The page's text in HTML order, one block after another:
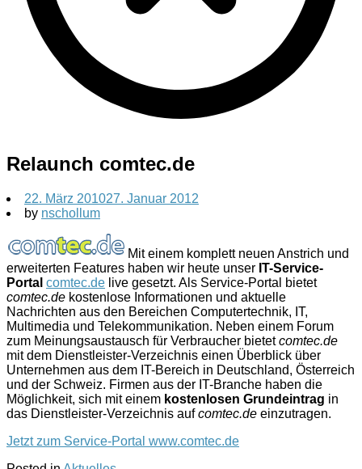
Relaunch comtec.de
22. März 201027. Januar 2012
by nschollum
Mit einem komplett neuen Anstrich und
erweiterten Features haben wir heute unser IT-Service-
Portal comtec.de live gesetzt. Als Service-Portal bietet
comtec.de kostenlose Informationen und aktuelle
Nachrichten aus den Bereichen Computertechnik, IT,
Multimedia und Telekommunikation. Neben einem Forum
zum Meinungsaustausch für Verbraucher bietetcomtec.de
mit dem Dienstleister-Verzeichnis einen Überblick über
Unternehmen aus dem IT-Bereich in Deutschland, Österreich
und der Schweiz. Firmen aus der IT-Branche haben die
Möglichkeit, sich mit einem kostenlosen Grundeintrag in
das Dienstleister-Verzeichnis aufcomtec.de einzutragen.
Jetzt zum Service-Portal www.comtec.de